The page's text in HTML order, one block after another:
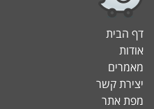
דף הבית
אודות
מאמרים
יצירת קשר
מפת אתר